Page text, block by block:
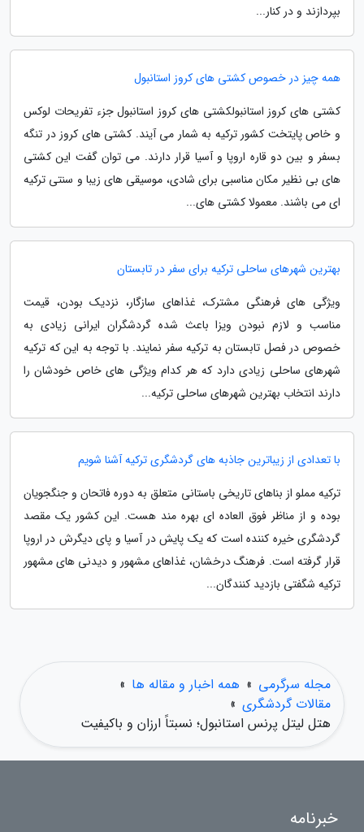
بپردازند و در کنار...
همه چیز در خصوص کشتی های کروز استانبول
کشتی های کروز استانبولکشتی های کروز استانبول جزء تفریحات لوکس
و خاص پایتخت کشور ترکیه به شمار می آیند. کشتی های کروز در تنگه
بسفر و بین دو قاره اروپا و آسیا قرار دارند. می توان گفت این کشتی
های بی نظیر مکان مناسبی برای شادی، موسیقی های زیبا و سنتی ترکیه
ای می باشند. معمولا کشتی های...
بهترین شهرهای ساحلی ترکیه برای سفر در تابستان
ویژگی های فرهنگی مشترک، غذاهای سازگار، نزدیک بودن، قیمت
مناسب و لازم نبودن ویزا باعث شده گردشگران ایرانی زیادی به
خصوص در فصل تابستان به ترکیه سفر نمایند. با توجه به این که ترکیه
شهرهای ساحلی زیادی دارد که هر کدام ویژگی های خاص خودشان را
دارند انتخاب بهترین شهرهای ساحلی ترکیه...
با تعدادی از زیباترین جاذبه های گردشگری ترکیه آشنا شویم
ترکیه مملو از بناهای تاریخی باستانی متعلق به دوره فاتحان و جنگجویان
بوده و از مناظر فوق العاده ای بهره مند هست. این کشور یک مقصد
گردشگری خیره کننده است که یک پایش در آسیا و پای دیگرش در اروپا
قرار گرفته است. فرهنگ درخشان، غذاهای مشهور و دیدنی های مشهور
ترکیه شگفتی بازدید کنندگان...
مجله سرگرمی » همه اخبار و مقاله ها »
مقالات گردشگری »
هتل لیتل پرنس استانبول؛ نسبتاً ارزان و باکیفیت
خبرنامه